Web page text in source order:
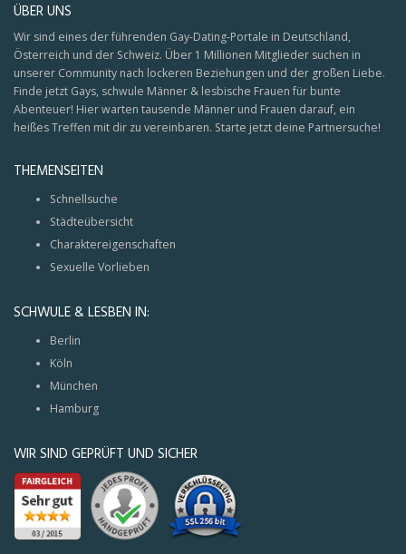
ÜBER UNS
Wir sind eines der führenden Gay-Dating-Portale in Deutschland,
Österreich und der Schweiz. Über 1 Millionen Mitglieder suchen in
unserer Community nach lockeren Beziehungen und der großen Liebe.
Finde jetzt Gays, schwule Männer & lesbische Frauen für bunte
Abenteuer! Hier warten tausende Männer und Frauen darauf, ein
heißes Treffen mit dir zu vereinbaren. Starte jetzt deine Partnersuche!
THEMENSEITEN
Schnellsuche
Städteübersicht
Charaktereigenschaften
Sexuelle Vorlieben
SCHWULE & LESBEN IN:
Berlin
Köln
München
Hamburg
WIR SIND GEPRÜFT UND SICHER